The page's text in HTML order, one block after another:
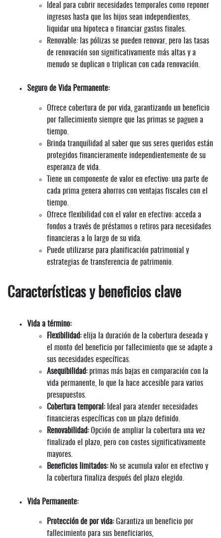
Ideal para cubrir necesidades temporales como reponer
ingresos hasta que los hijos sean independientes,
liquidar una hipoteca o financiar gastos finales.
Renovable: las pólizas se pueden renovar, pero las tasas
de renovación son significativamente más altas y a
menudo se duplican o triplican con cada renovación.
Seguro de Vida Permanente:
Ofrece cobertura de por vida, garantizando un beneficio
por fallecimiento siempre que las primas se paguen a
tiempo.
Brinda tranquilidad al saber que sus seres queridos están
protegidos financieramente independientemente de su
esperanza de vida.
Tiene un componente de valor en efectivo: una parte de
cada prima genera ahorros con ventajas fiscales con el
tiempo.
Ofrece flexibilidad con el valor en efectivo: acceda a
fondos a través de préstamos o retiros para necesidades
financieras a lo largo de su vida.
Puede utilizarse para planificación patrimonial y
estrategias de transferencia de patrimonio.
Características y beneficios clave
Vida a término:
Flexibilidad:elija la duración de la cobertura deseada y
el monto del beneficio por fallecimiento que se adapte a
sus necesidades específicas.
Asequibilidad:primas más bajas en comparación con la
vida permanente, lo que la hace accesible para varios
presupuestos.
Cobertura temporal: Ideal para atender necesidades
financieras específicas con un plazo definido.
Renovabilidad:Opción de ampliar la cobertura una vez
finalizado el plazo, pero con costes significativamente
mayores.
Beneficios limitados: No se acumula valor en efectivo y
la cobertura finaliza después del plazo elegido.
Vida Permanente:
Protección de por vida:Garantiza un beneficio por
fallecimiento para sus beneficiarios,